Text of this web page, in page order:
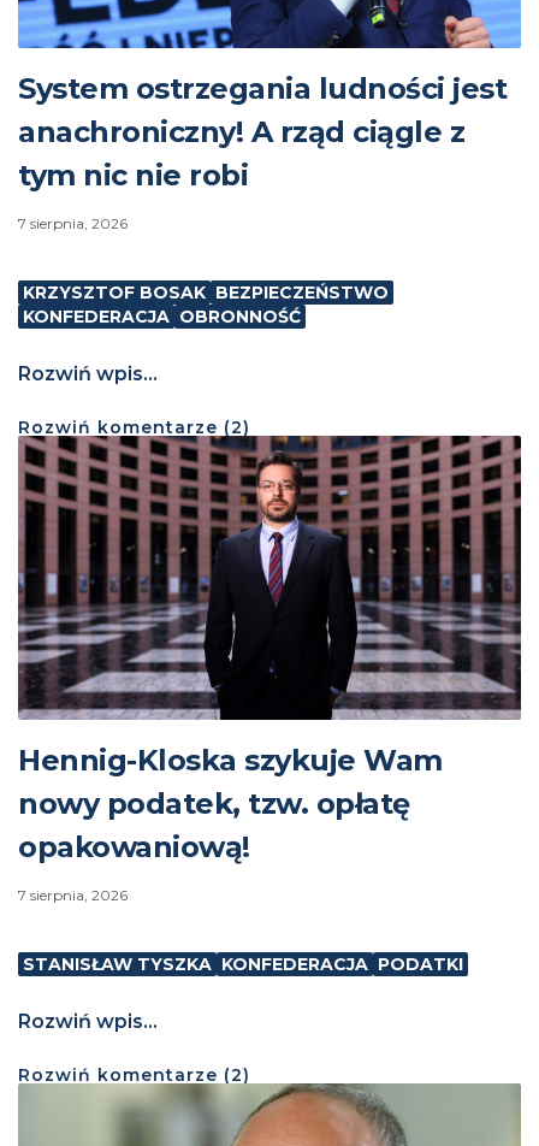
System ostrzegania ludności jest
anachroniczny! A rząd ciągle z
tym nic nie robi
7 sierpnia, 2026
KRZYSZTOF BOSAK BEZPIECZEŃSTWO
KONFEDERACJA OBRONNOŚĆ
Rozwiń wpis...
Rozwiń komentarze (2)
Hennig-Kloska szykuje Wam
nowy podatek, tzw. opłatę
opakowaniową!
7 sierpnia, 2026
STANISŁAW TYSZKA KONFEDERACJA PODATKI
Rozwiń wpis...
Rozwiń komentarze (2)